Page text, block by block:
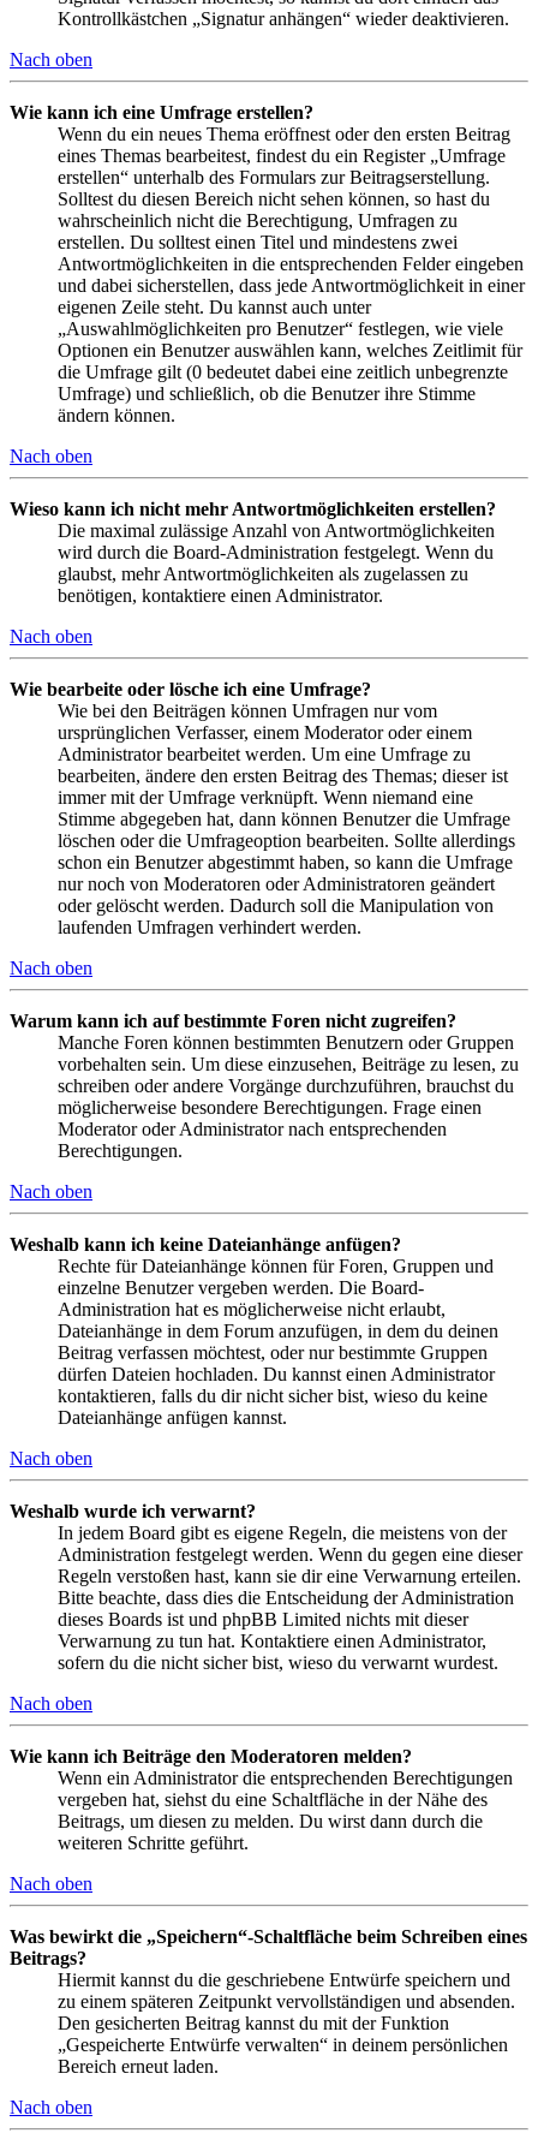
Kontrollkästchen „Signatur anhängen“ wieder deaktivieren.
Nach oben
Wie kann ich eine Umfrage erstellen?
Wenn du ein neues Thema eröffnest oder den ersten Beitrag
eines Themas bearbeitest, findest du ein Register „Umfrage
erstellen“ unterhalb des Formulars zur Beitragserstellung.
Solltest du diesen Bereich nicht sehen können, so hast du
wahrscheinlich nicht die Berechtigung, Umfragen zu
erstellen. Du solltest einen Titel und mindestens zwei
Antwortmöglichkeiten in die entsprechenden Felder eingeben
und dabei sicherstellen, dass jede Antwortmöglichkeit in einer
eigenen Zeile steht. Du kannst auch unter
„Auswahlmöglichkeiten pro Benutzer“ festlegen, wie viele
Optionen ein Benutzer auswählen kann, welches Zeitlimit für
die Umfrage gilt (0 bedeutet dabei eine zeitlich unbegrenzte
Umfrage) und schließlich, ob die Benutzer ihre Stimme
ändern können.
Nach oben
Wieso kann ich nicht mehr Antwortmöglichkeiten erstellen?
Die maximal zulässige Anzahl von Antwortmöglichkeiten
wird durch die Board-Administration festgelegt. Wenn du
glaubst, mehr Antwortmöglichkeiten als zugelassen zu
benötigen, kontaktiere einen Administrator.
Nach oben
Wie bearbeite oder lösche ich eine Umfrage?
Wie bei den Beiträgen können Umfragen nur vom
ursprünglichen Verfasser, einem Moderator oder einem
Administrator bearbeitet werden. Um eine Umfrage zu
bearbeiten, ändere den ersten Beitrag des Themas; dieser ist
immer mit der Umfrage verknüpft. Wenn niemand eine
Stimme abgegeben hat, dann können Benutzer die Umfrage
löschen oder die Umfrageoption bearbeiten. Sollte allerdings
schon ein Benutzer abgestimmt haben, so kann die Umfrage
nur noch von Moderatoren oder Administratoren geändert
oder gelöscht werden. Dadurch soll die Manipulation von
laufenden Umfragen verhindert werden.
Nach oben
Warum kann ich auf bestimmte Foren nicht zugreifen?
Manche Foren können bestimmten Benutzern oder Gruppen
vorbehalten sein. Um diese einzusehen, Beiträge zu lesen, zu
schreiben oder andere Vorgänge durchzuführen, brauchst du
möglicherweise besondere Berechtigungen. Frage einen
Moderator oder Administrator nach entsprechenden
Berechtigungen.
Nach oben
Weshalb kann ich keine Dateianhänge anfügen?
Rechte für Dateianhänge können für Foren, Gruppen und
einzelne Benutzer vergeben werden. Die Board-
Administration hat es möglicherweise nicht erlaubt,
Dateianhänge in dem Forum anzufügen, in dem du deinen
Beitrag verfassen möchtest, oder nur bestimmte Gruppen
dürfen Dateien hochladen. Du kannst einen Administrator
kontaktieren, falls du dir nicht sicher bist, wieso du keine
Dateianhänge anfügen kannst.
Nach oben
Weshalb wurde ich verwarnt?
In jedem Board gibt es eigene Regeln, die meistens von der
Administration festgelegt werden. Wenn du gegen eine dieser
Regeln verstoßen hast, kann sie dir eine Verwarnung erteilen.
Bitte beachte, dass dies die Entscheidung der Administration
dieses Boards ist und phpBB Limited nichts mit dieser
Verwarnung zu tun hat. Kontaktiere einen Administrator,
sofern du die nicht sicher bist, wieso du verwarnt wurdest.
Nach oben
Wie kann ich Beiträge den Moderatoren melden?
Wenn ein Administrator die entsprechenden Berechtigungen
vergeben hat, siehst du eine Schaltfläche in der Nähe des
Beitrags, um diesen zu melden. Du wirst dann durch die
weiteren Schritte geführt.
Nach oben
Was bewirkt die „Speichern“-Schaltfläche beim Schreiben eines
Beitrags?
Hiermit kannst du die geschriebene Entwürfe speichern und
zu einem späteren Zeitpunkt vervollständigen und absenden.
Den gesicherten Beitrag kannst du mit der Funktion
„Gespeicherte Entwürfe verwalten“ in deinem persönlichen
Bereich erneut laden.
Nach oben